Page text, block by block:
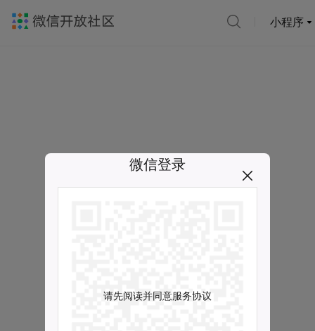
小程序
微信登录
请先阅读并同意服务协议